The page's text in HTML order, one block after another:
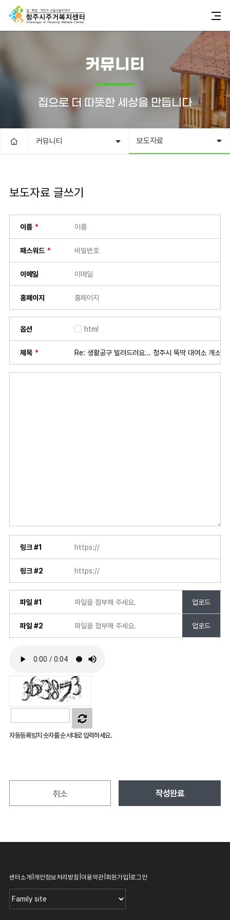
커뮤니티
집으로 더 따뜻한 세상을 만듭니다
커뮤니티 보도자료
보도자료 글쓰기
이름
패스워드
이메일
홈페이지
옵션 html
제목
링크 #1
링크 #2
파일 #1 업로드
파일 #2 업로드
자동등록방지 숫자를 순서대로 입력하세요.
취소 작성완료
센터소개 개인정보처리방침 이용약관| 회원가입 로그인